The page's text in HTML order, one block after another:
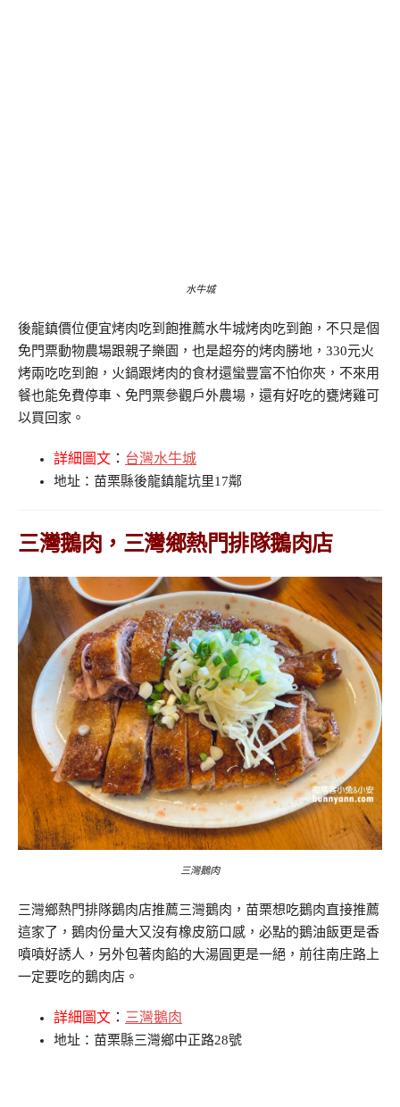
水牛城
後龍鎮價位便宜烤肉吃到飽推薦水牛城烤肉吃到飽，不只是個
免門票動物農場跟親子樂園，也是超夯的烤肉勝地，330元火
烤兩吃吃到飽，火鍋跟烤肉的食材還蠻豐富不怕你夾，不來用
餐也能免費停車、免門票參觀戶外農場，還有好吃的甕烤雞可
以買回家。
詳細圖文 ： 台灣水牛城
地址：苗栗縣後龍鎮龍坑里17鄰
三灣鵝肉，三灣鄉熱門排隊鵝肉店
三灣鵝肉
三灣鄉熱門排隊鵝肉店推薦三灣鵝肉，苗栗想吃鵝肉直接推薦
這家了，鵝肉份量大又沒有橡皮筋口感，必點的鵝油飯更是香
噴噴好誘人，另外包著肉餡的大湯圓更是一絕，前往南庄路上
一定要吃的鵝肉店。
詳細圖文 ： 三灣鵝肉
地址：苗栗縣三灣鄉中正路28號